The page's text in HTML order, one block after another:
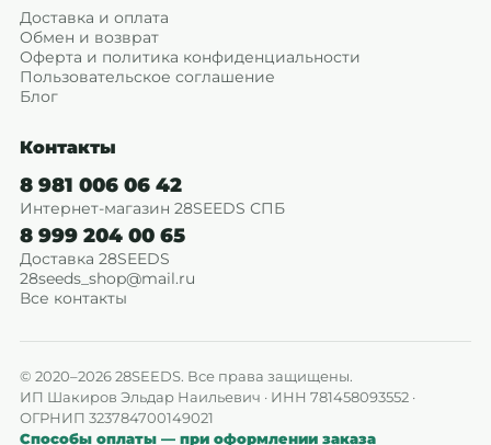
Доставка и оплата
Обмен и возврат
Оферта и политика конфиденциальности
Пользовательское соглашение
Блог
Контакты
8 981 006 06 42
Интернет-магазин 28SEEDS СПБ
8 999 204 00 65
Доставка 28SEEDS
28seeds_shop@mail.ru
Все контакты
© 2020–2026 28SEEDS. Все права защищены.
ИП Шакиров Эльдар Наильевич · ИНН 781458093552 ·
ОГРНИП 323784700149021
Способы оплаты — при оформлении заказа